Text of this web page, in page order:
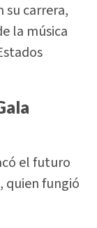
su carrera,
la música
el futuro
, quien fungió